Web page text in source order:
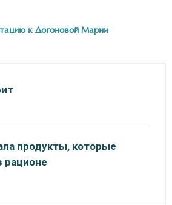
к Догоновой Марии
продукты, которые